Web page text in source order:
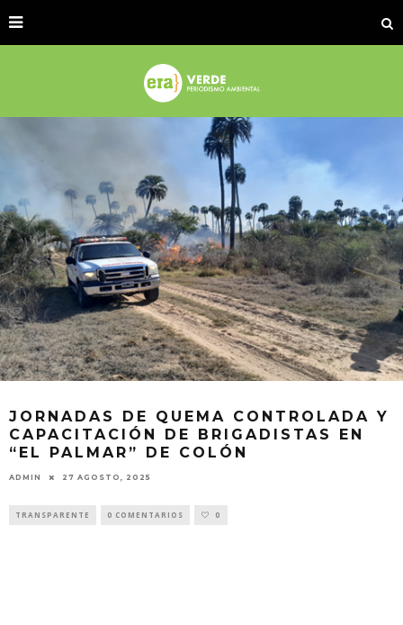
JORNADAS DE QUEMA CONTROLADA Y
CAPACITACIÓN DE BRIGADISTAS EN
“EL PALMAR” DE COLÓN
ADMIN 27 AGOSTO, 2025
TRANSPARENTE 0 COMENTARIOS 0